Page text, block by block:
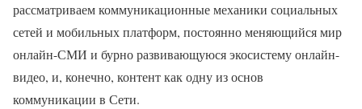
рассматриваем коммуникационные механики социальных
сетей и мобильных платформ, постоянно меняющийся мир
онлайн-СМИ и бурно развивающуюся экосистему онлайн-
видео, и, конечно, контент как одну из основ
коммуникации в Сети.